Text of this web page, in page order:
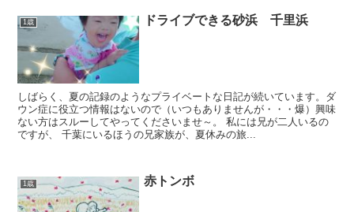
1歳 ドライブできる砂浜 千里浜
しばらく、夏の記録のようなプライベートな日記が続いています。ダ
ウン症に役立つ情報はないので（いつもありませんが・・・爆）興味
ない方はスルーしてやってくださいませ～。 私には兄が二人いるの
ですが、 千葉にいるほうの兄家族が、夏休みの旅...
1歳 赤トンボ